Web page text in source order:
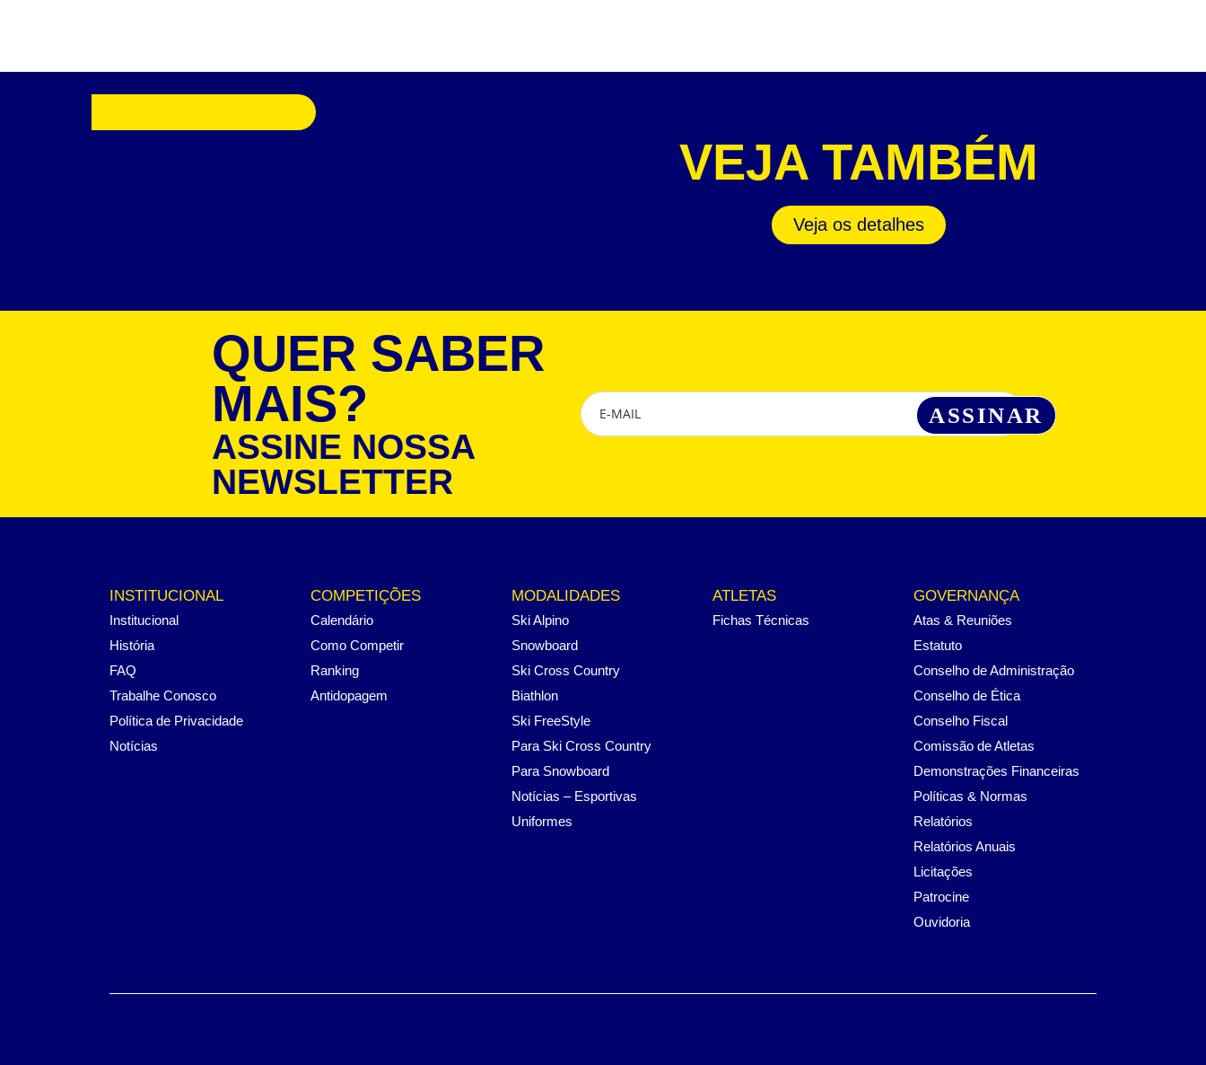
VEJA TAMBÉM
Veja os detalhes
QUER SABER
MAIS?
ASSINE NOSSA
NEWSLETTER
INSTITUCIONAL
Institucional
História
FAQ
Trabalhe Conosco
Política de Privacidade
Notícias
COMPETIÇÕES
Calendário
Como Competir
Ranking
Antidopagem
MODALIDADES
Ski Alpino
Snowboard
Ski Cross Country
Biathlon
Ski FreeStyle
Para Ski Cross Country
Para Snowboard
Notícias – Esportivas
Uniformes
ATLETAS
Fichas Técnicas
GOVERNANÇA
Atas & Reuniões
Estatuto
Conselho de Administração
Conselho de Ética
Conselho Fiscal
Comissão de Atletas
Demonstrações Financeiras
Políticas & Normas
Relatórios
Relatórios Anuais
Licitações
Patrocine
Ouvidoria